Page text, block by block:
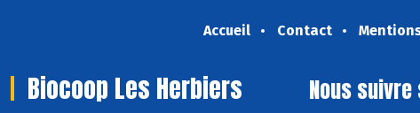
Accueil Contact
Biocoop Les Herbiers Nous